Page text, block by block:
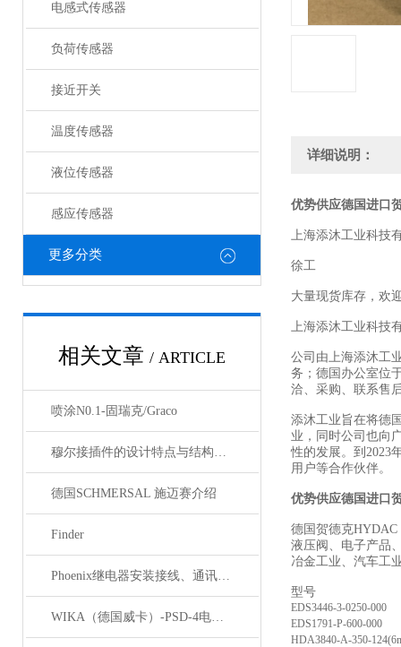
电感式传感器
负荷传感器
接近开关
温度传感器
液位传感器
感应传感器
更多分类
相关文章 / ARTICLE
喷涂N0.1-固瑞克/Graco
穆尔接插件的设计特点与结构优化
德国SCHMERSAL 施迈赛介绍
Finder
Phoenix继电器安装接线、通讯集成与故障诊断指南
WIKA（德国威卡）-PSD-4电子压力开关
详细说明：
优势供应德国进口
上海添沐工业科技
徐工
大量现货库存，欢
上海添沐工业科技
公司由上海添沐工
务；德国办公室位
洽、采购、联系售
添沐工业旨在将德
业，同时公司也向
性的发展。到2023
用户等合作伙伴。
优势供应德国进口
德国贺德克HYDAC
液压阀、电子产品
冶金工业、汽车工
型号
EDS3446-3-0250-000
EDS1791-P-600-000
HDA3840-A-350-